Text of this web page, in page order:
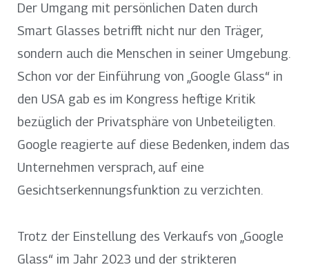
Der Umgang mit persönlichen Daten durch
Smart Glasses betrifft nicht nur den Träger,
sondern auch die Menschen in seiner Umgebung.
Schon vor der Einführung von „Google Glass“ in
den USA gab es im Kongress heftige Kritik
bezüglich der Privatsphäre von Unbeteiligten.
Google reagierte auf diese Bedenken, indem das
Unternehmen versprach, auf eine
Gesichtserkennungsfunktion zu verzichten.
Trotz der Einstellung des Verkaufs von „Google
Glass“ im Jahr 2023 und der strikteren